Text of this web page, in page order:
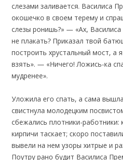
слезами заливается. Василиса
окошечко в своем терему и
слезы ронишь?» — «Ах,
не плакать? Приказал твой
построить хрустальный мост, а
взять». — «Ничего! Ложись-ка
мудренее».
Уложила его спать, а сама
свистнула молодецким
сбежались плотники-работники:
кирпичи таскает; скоро
вывели на нем узоры хитрые и
Поутру рано будит Василиса